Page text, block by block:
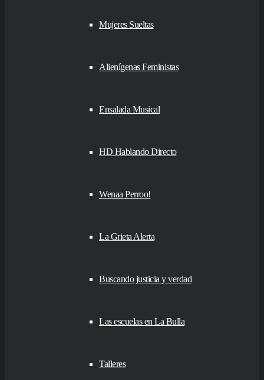
Mujeres Sueltas
Alienígenas Feministas
Ensalada Musical
HD Hablando Directo
Wenaa Perroo!
La Grieta Alerta
Buscando justicia y verdad
Las escuelas en La Bulla
Talleres